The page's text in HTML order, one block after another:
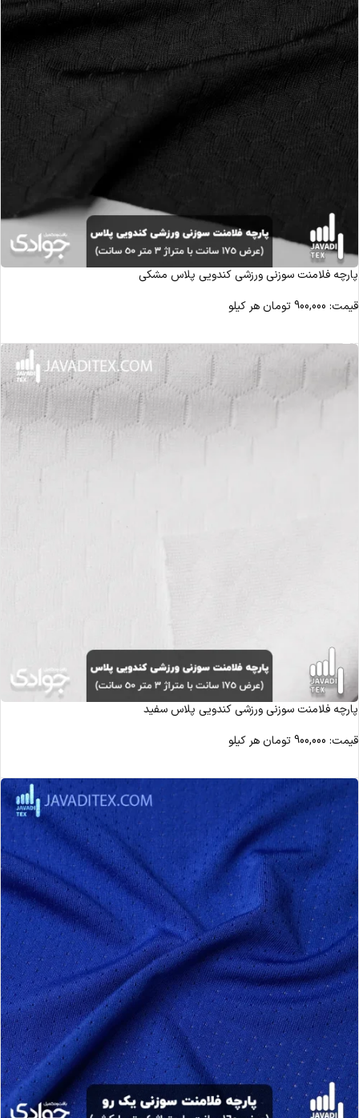
پارچه فلامنت سوزنی ورزشی کندویی پلاس مشکی
قیمت: 900,000تومان هر کیلو
پارچه فلامنت سوزنی ورزشی کندویی پلاس سفید
قیمت: 900,000تومان هر کیلو